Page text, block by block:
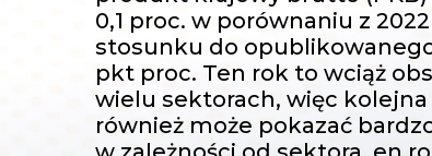
0,1 proc. w porównaniu z
stosunku do opublikowanego
pkt proc. Ten rok to wciąż
wielu sektorach, więc kolejna
również może pokazać